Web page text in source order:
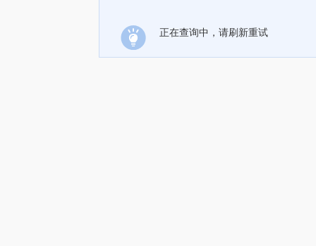
正在查询中，请刷新重试